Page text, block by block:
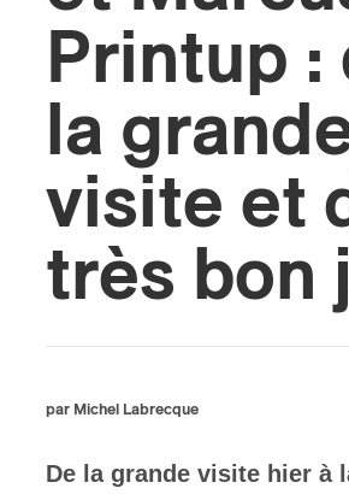
Printup :
la
visite et
très bon
par Michel Labrecque
De la grande visite hier à